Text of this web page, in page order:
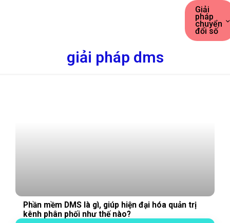
Giải
pháp
chuyển
đổi số
giải pháp dms
Phần mềm DMS là gì, giúp hiện đại hóa quản trị
kênh phân phối như thế nào?